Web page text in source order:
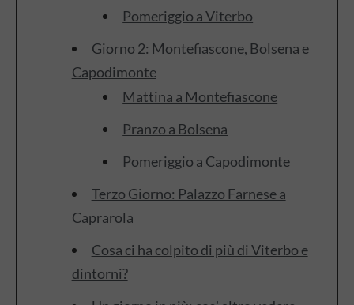
Pomeriggio a Viterbo
Giorno 2: Montefiascone, Bolsena e
Capodimonte
Mattina a Montefiascone
Pranzo a Bolsena
Pomeriggio a Capodimonte
Terzo Giorno: Palazzo Farnese a
Caprarola
Cosa ci ha colpito di più di Viterbo e
dintorni?